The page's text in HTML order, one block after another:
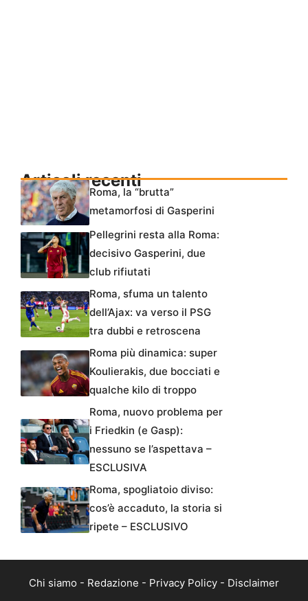
Articoli recenti
Roma, la “brutta”
metamorfosi di Gasperini
Pellegrini resta alla Roma:
decisivo Gasperini, due
club rifiutati
Roma, sfuma un talento
dell’Ajax: va verso il PSG
tra dubbi e retroscena
Roma più dinamica: super
Koulierakis, due bocciati e
qualche kilo di troppo
Roma, nuovo problema per
i Friedkin (e Gasp):
nessuno se l’aspettava –
ESCLUSIVA
Roma, spogliatoio diviso:
cos’è accaduto, la storia si
ripete – ESCLUSIVO
Chi siamo - Redazione - Privacy Policy - Disclaimer